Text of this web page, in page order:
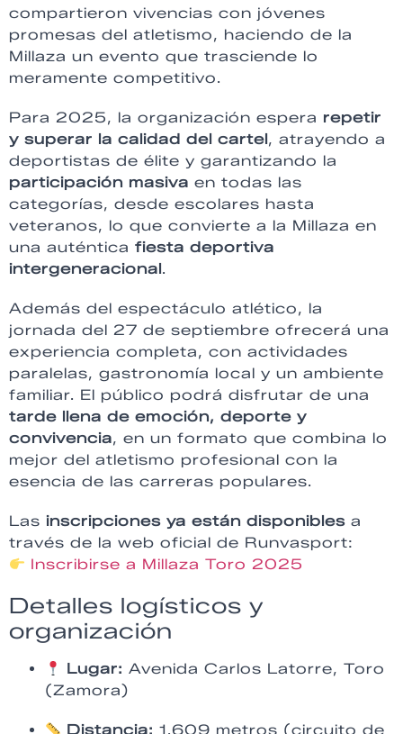
compartieron vivencias con jóvenes
promesas del atletismo, haciendo de la
Millaza un evento que trasciende lo
meramente competitivo.
Para 2025, la organización espera repetir
y superar la calidad del cartel , atrayendo a
deportistas de élite y garantizando la
participación masiva en todas las
categorías, desde escolares hasta
veteranos, lo que convierte a la Millaza en
una auténtica fiesta deportiva
intergeneracional .
Además del espectáculo atlético, la
jornada del 27 de septiembre ofrecerá una
experiencia completa, con actividades
paralelas, gastronomía local y un ambiente
familiar. El público podrá disfrutar de una
tarde llena de emoción, deporte y
convivencia, en un formato que combina lo
mejor del atletismo profesional con la
esencia de las carreras populares.
Las inscripciones ya están disponibles a
través de la web oficial de Runvasport:
Inscribirse a Millaza Toro 2025
Detalles logísticos y
organización
Lugar: Avenida Carlos Latorre, Toro
(Zamora)
Distancia: 1.609 metros (circuito de